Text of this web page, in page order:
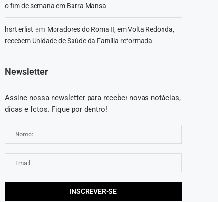
o fim de semana em Barra Mansa
hsrtierlist em Moradores do Roma II, em Volta Redonda,
recebem Unidade de Saúde da Família reformada
Newsletter
Assine nossa newsletter para receber novas notácias,
dicas e fotos. Fique por dentro!